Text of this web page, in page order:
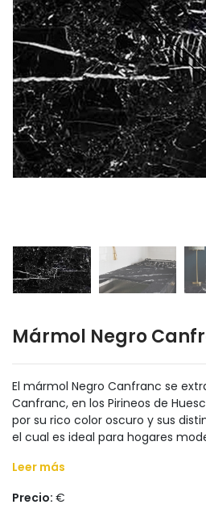
Mármol Negro
El mármol Negro Canfranc se
Canfranc, en los Pirineos de
por su rico color oscuro y sus
el cual es ideal para hogares
Leer más
Precio: €